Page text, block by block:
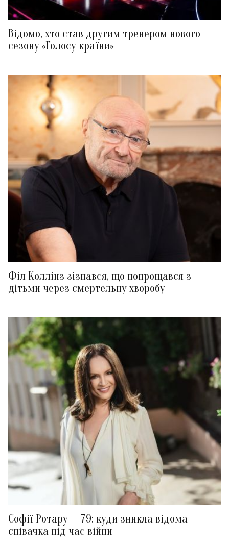
Відомо, хто став другим тренером нового
сезону «Голосу країни»
Філ Коллінз зізнався, що попрощався з
дітьми через смертельну хворобу
Софії Ротару — 79: куди зникла відома
співачка під час війни